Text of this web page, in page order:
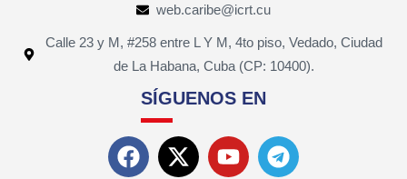
web.caribe@icrt.cu
Calle 23 y M, #258 entre L Y M, 4to piso, Vedado, Ciudad
de La Habana, Cuba (CP: 10400).
SÍGUENOS EN